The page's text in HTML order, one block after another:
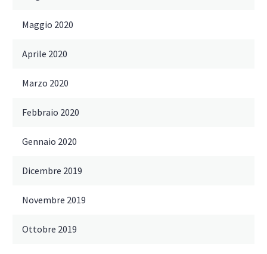
Maggio 2020
Aprile 2020
Marzo 2020
Febbraio 2020
Gennaio 2020
Dicembre 2019
Novembre 2019
Ottobre 2019